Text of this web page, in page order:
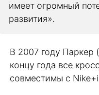
имеет огромный
развития».
В 2007 году Паркер
концу года все
совместимы с